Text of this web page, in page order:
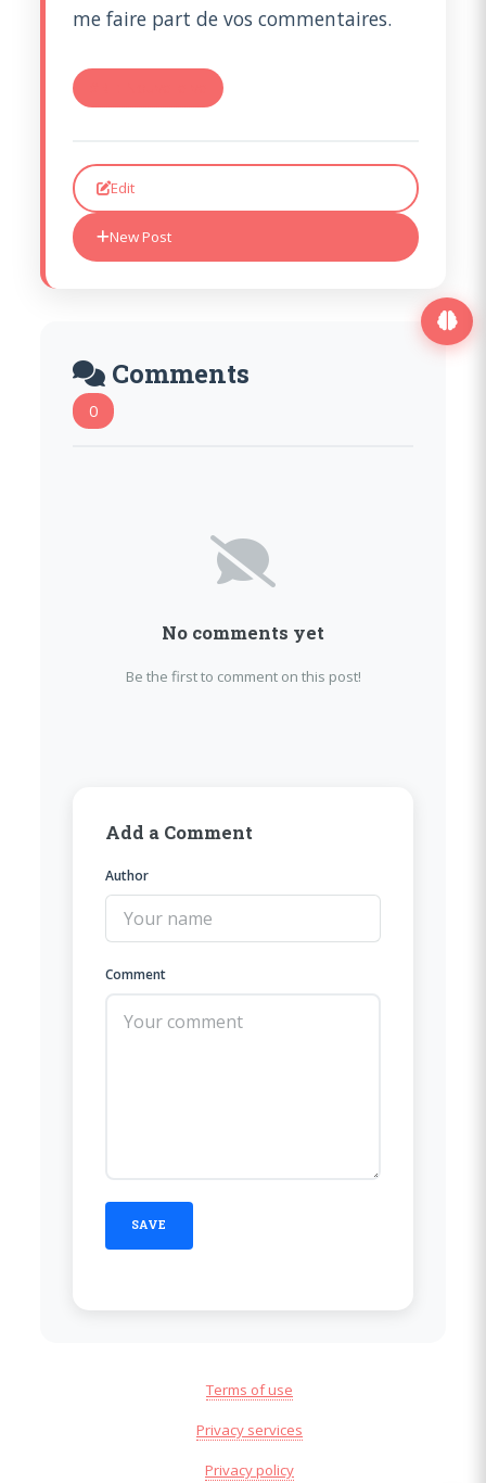
me faire part de vos commentaires.
Edit
New Post
Comments
0
No comments yet
Be the first to comment on this post!
Add a Comment
Author
Comment
Terms of use
Privacy services
Privacy policy